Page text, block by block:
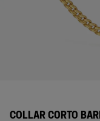
COLLAR CORTO